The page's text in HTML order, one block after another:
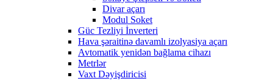
Divar açarı
Modul Soket
Güc Tezliyi İnverteri
Hava şəraitinə davamlı izolyasiya açarı
Avtomatik yenidən bağlama cihazı
Metrlər
Vaxt Dəyişdiricisi